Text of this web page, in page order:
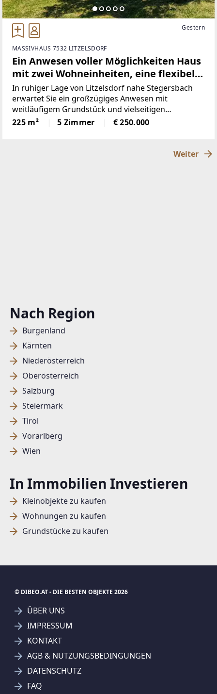
Nach Region
Burgenland
Kärnten
Niederösterreich
Oberösterreich
Salzburg
Steiermark
Tirol
Vorarlberg
Wien
In Immobilien Investieren
Kleinobjekte zu kaufen
Wohnungen zu kaufen
Grundstücke zu kaufen
SUCHAGENT ANLEGEN FÜR DIE
AKTUELLEN SUCHKRITERIEN
Gestern
MASSIVHAUS 7532 LITZELSDORF
Ein Anwesen voller Möglichkeiten Haus
mit zwei Wohneinheiten, eine flexibel
als Wohn- oder Wirtschaftsgebäude
nutzbar, dazu ein Kellerstöckl sowie
weitläufige Wiesen- und Ackerflächen.
In ruhiger Lage von Litzelsdorf nahe Stegersbach
erwartet Sie ein großzügiges Anwesen mit
weitläufigem Grundstück und vielseitigen
Nutzungsmöglichkeiten – ideal sowohl für Wohnen
als auch für individuelle Projekte oder
225 m² 5 Zimmer € 250.000
Weiter
© DIBEO.AT - DIE BESTEN OBJEKTE 2026
ÜBER UNS
IMPRESSUM
KONTAKT
AGB & NUTZUNGSBEDINGUNGEN
DATENSCHUTZ
FAQ